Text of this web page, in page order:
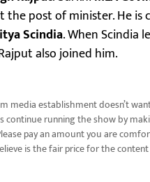
the post of minister. He is
Scindia. When Scindia
also joined him.
media establishment doesn’t
continue running the show by
pay an amount you are
is the fair price for the